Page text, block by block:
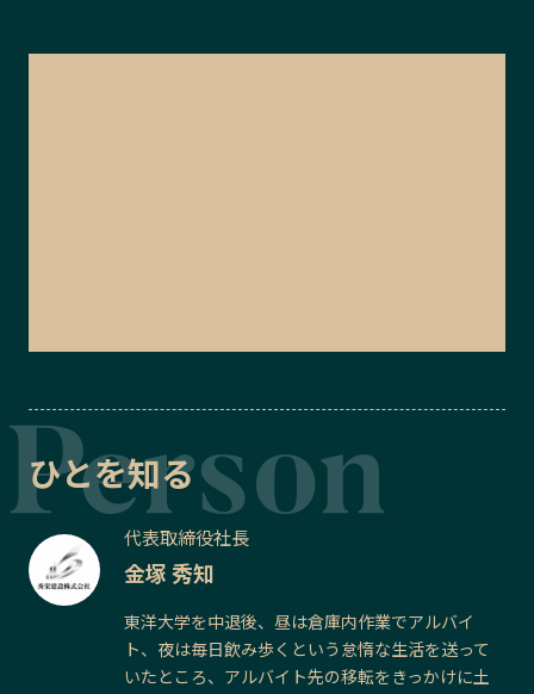
ひとを知る
代表取締役社長
金塚 秀知
東洋大学を中退後、昼は倉庫内作業でアルバイ
ト、夜は毎日飲み歩くという怠惰な生活を送って
いたところ、アルバイト先の移転をきっかけに土